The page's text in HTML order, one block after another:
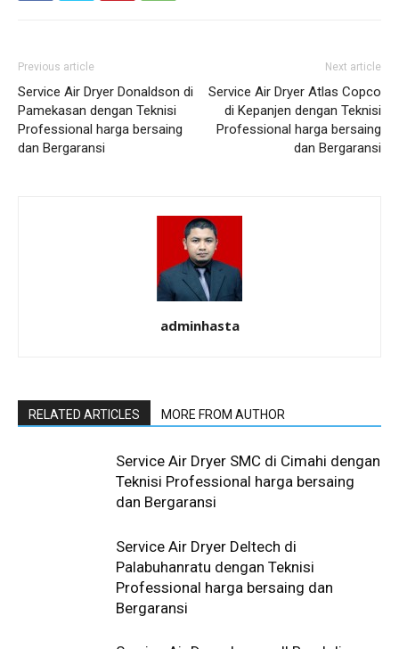
Previous article
Service Air Dryer Donaldson di
Pamekasan dengan Teknisi
Professional harga bersaing
dan Bergaransi
Next article
Service Air Dryer Atlas Copco
di Kepanjen dengan Teknisi
Professional harga bersaing
dan Bergaransi
adminhasta
RELATED ARTICLES MORE FROM AUTHOR
Service Air Dryer SMC di Cimahi dengan
Teknisi Professional harga bersaing
dan Bergaransi
Service Air Dryer Deltech di
Palabuhanratu dengan Teknisi
Professional harga bersaing dan
Bergaransi